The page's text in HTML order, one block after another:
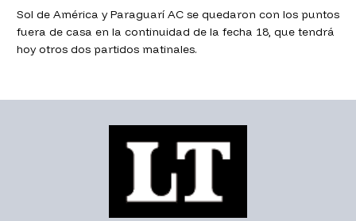
Sol de América y Paraguarí AC se quedaron con los puntos
fuera de casa en la continuidad de la fecha 18, que tendrá
hoy otros dos partidos matinales.